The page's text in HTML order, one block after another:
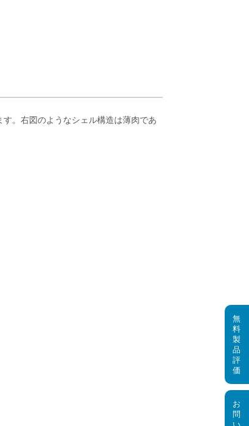
。右図のようなシェル構造は薄肉であ